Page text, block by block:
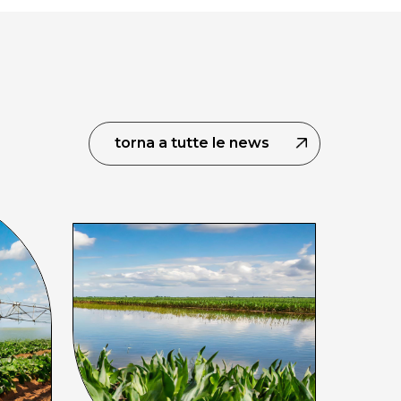
torna a tutte le news